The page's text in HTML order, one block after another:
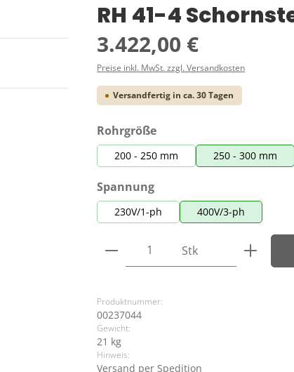
RH 41-4
Regulärer Preis:
3.422,00 €
Preise inkl. MwSt. zzgl. Versandkosten
Versandfertig in ca. 30 Tagen
Rohrgrößeauswählen
200 - 250 mm 250 - 300 mm
Spannungauswählen
230V/1-ph 400V/3-ph
Produkt Anzahl: Gib
Stk
Produktnummer:
00237044
Gewicht:
21 kg
Hinweis:
Versand per Spedition